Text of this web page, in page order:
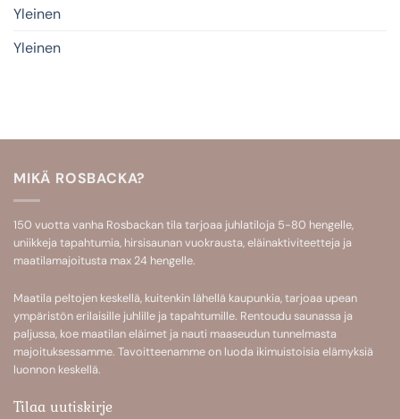
Yleinen
Yleinen
MIKÄ ROSBACKA?
150 vuotta vanha Rosbackan tila tarjoaa juhlatiloja 5-80 hengelle,
uniikkeja tapahtumia, hirsisaunanvuokrausta,eläinaktiviteetteja ja
maatilamajoitusta max 24 hengelle.
Maatila peltojen keskellä, kuitenkin lähellä kaupunkia, tarjoaa upean
ympäristön erilaisille juhlille ja tapahtumille. Rentoudu saunassa ja
paljussa, koe maatilan eläimet ja nauti maaseudun tunnelmasta
majoituksessamme. Tavoitteenamme on luoda ikimuistoisia elämyksiä
luonnon keskellä.
Tilaa uutiskirje